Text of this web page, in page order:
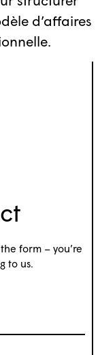
d’affaires
form – you’re
to us.